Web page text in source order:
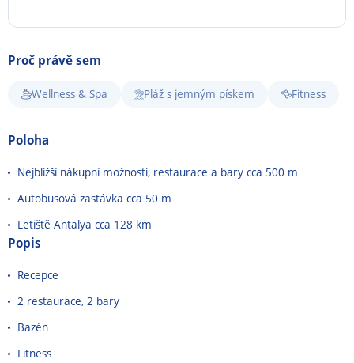
Proč právě sem
Wellness & Spa Pláž s jemným pískem Fitness
Poloha
Nejbližší nákupní možnosti, restaurace a bary cca 500 m
Autobusová zastávka cca 50 m
Letiště Antalya cca 128 km
Popis
Recepce
2 restaurace, 2 bary
Bazén
Fitness